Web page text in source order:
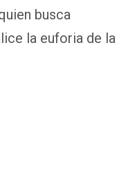
busca
la euforia de la